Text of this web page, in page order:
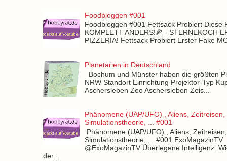
Foodbloggen #001
Foodbloggen #001 Fettsack Probiert Diese
KOMPLETT ANDERS!🍕 - STERNEKOCH
PIZZERIA! Fettsack Probiert Erster Fake
Planetarien in Deutschland
Bochum und Münster haben die größten
NRW Standort Einrichtung Projektor-Typ
Aschersleben Zoo Aschersleben Zeis...
Phänomene (UAP/UFO) , Aliens, Zeitreisen,
Simulationstheorie, ... #001
Phänomene (UAP/UFO) , Aliens, Zeitreisen,
Simulationstheorie, ... #001 ExoMagazinTV
@ExoMagazinTV Überlegene Intelligenz:
der...